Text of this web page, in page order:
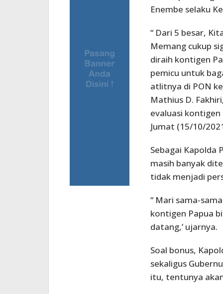
Enembe selaku
“ Dari 5 besar,
Memang cukup
diraih kontigen
pemicu untuk
atlitnya di PON
Mathius D.
evaluasi
Jumat (15/10/
Sebagai Kapolda
masih banyak
tidak menjadi
“ Mari sama-
kontigen Papua
datang,’ ujarnya.
Soal bonus,
sekaligus
itu, tentunya